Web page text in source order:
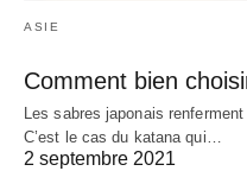
ASIE
Comment bien
Les sabres japonais
C’est le cas du katana qui…
2 septembre 2021